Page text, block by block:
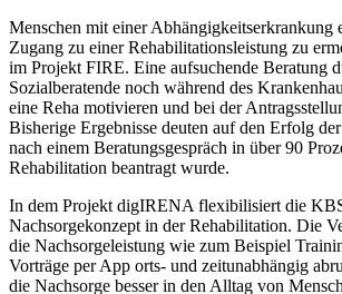
Menschen mit einer Abhängigkeitserkrankung
Zugang zu einer Rehabilitationsleistung zu
im Projekt FIRE. Eine aufsuchende Beratung
Sozialberatende noch während des
eine Reha motivieren und bei der
Bisherige Ergebnisse deuten auf den Erfolg
nach einem Beratungsgespräch in über 90
Rehabilitation beantragt wurde.
In dem Projekt digIRENA flexibilisiert die
Nachsorgekonzept in der Rehabilitation. Die
die Nachsorgeleistung wie zum Beispiel
Vorträge per App orts- und zeitunabhängig
die Nachsorge besser in den Alltag von